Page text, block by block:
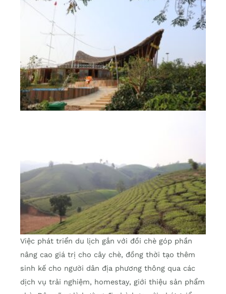
Việc phát triển du lịch gắn với đồi chè góp phần
nâng cao giá trị cho cây chè, đồng thời tạo thêm
sinh kế cho người dân địa phương thông qua các
dịch vụ trải nghiệm, homestay, giới thiệu sản phẩm